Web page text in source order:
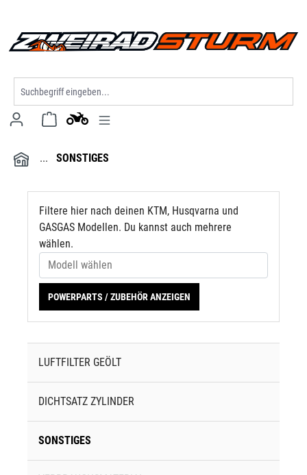
SONSTIGES
Filtere hier nach deinen KTM, Husqvarna und
GASGAS Modellen. Du kannst auch mehrere
wählen.
POWERPARTS / ZUBEHÖR ANZEIGEN
LUFTFILTER GEÖLT
DICHTSATZ ZYLINDER
SONSTIGES